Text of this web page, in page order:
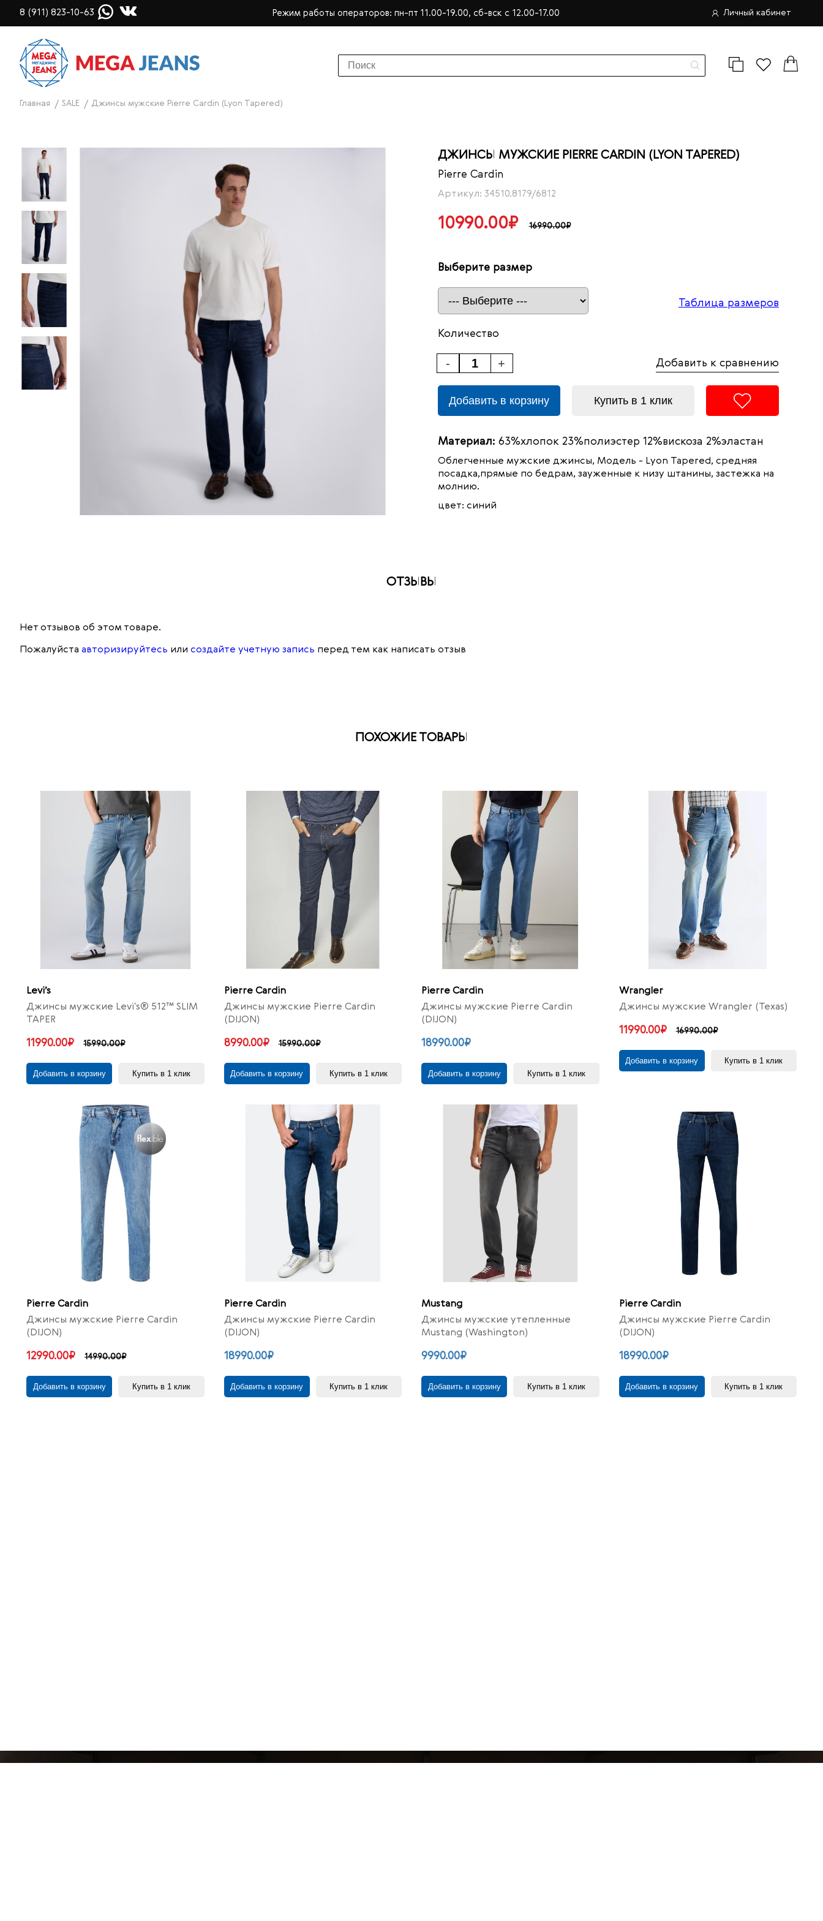
8 (911) 823-10-63 Режим работы операторов: пн-пт 11.00-19.00, сб-вск с 12.00-17.00 Личный кабинет
Главная SALE Джинсы мужские Pierre Cardin (Lyon Tapered)
ДЖИНСЫ МУЖСКИЕ PIERRE CARDIN (LYON TAPERED)
Pierre Cardin
Артикул: 34510.8179/6812
10990.00₽ 16990.00₽
Выберите размер
Таблица размеров
Количество
+
- Добавить к сравнению
Добавить в корзину Купить в 1 клик
Материал: 63%хлопок 23%полиэстер 12%вискоза 2%эластан
Облегченные мужские джинсы, Модель - Lyon Tapered, средняя
посадка,прямые по бедрам, зауженные к низу штанины, застежка на
молнию.
цвет: синий
ОТЗЫВЫ
Нет отзывов об этом товаре.
Пожалуйста авторизируйтесь или создайте учетную запись перед тем как написать отзыв
ПОХОЖИЕ ТОВАРЫ
Levi’s
Джинсы мужские Levi's® 512™ SLIM
TAPER
11990.00₽ 15990.00₽
Добавить в корзину Купить в 1 клик
Pierre Cardin
Джинсы мужские Pierre Cardin
(DIJON)
8990.00₽ 15990.00₽
Добавить в корзину Купить в 1 клик
Pierre Cardin
Джинсы мужские Pierre Cardin
(DIJON)
18990.00₽
Добавить в корзину Купить в 1 клик
Wrangler
Джинсы мужские Wrangler (Texas)
11990.00₽ 16990.00₽
Добавить в корзину Купить в 1 клик
Pierre Cardin
Джинсы мужские Pierre Cardin
(DIJON)
12990.00₽ 14990.00₽
Добавить в корзину Купить в 1 клик
Pierre Cardin
Джинсы мужские Pierre Cardin
(DIJON)
18990.00₽
Добавить в корзину Купить в 1 клик
Mustang
Джинсы мужские утепленные
Mustang (Washington)
9990.00₽
Добавить в корзину Купить в 1 клик
Pierre Cardin
Джинсы мужские Pierre Cardin
(DIJON)
18990.00₽
Добавить в корзину Купить в 1 клик